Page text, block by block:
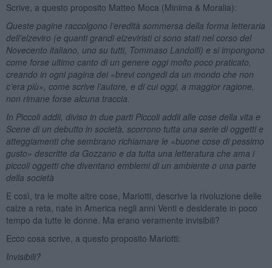
Scrive, a questo proposito Matteo Moca (Minima & Moralia):
Queste pagine raccolgono l’eredità sommersa della forma letteraria
dell’elzeviro (e quanti grandi elzeviristi ci sono stati nel corso del
Novecento italiano, uno su tutti, Tommaso Landolfi) e si impongono
come forse ultimo canto di un genere oggi molto poco praticato,
creando in ogni pagina dei «brevi congedi da un mondo che non
c’era più», come scrive l’autore, e di cui oggi, a maggior ragione,
non rimane forse alcuna traccia.
In Piccoli addii, diviso in due parti Piccoli addii alle cose della vita e
Scene di un debutto in società, scorrono tutta una serie di oggetti e
atteggiamenti che sembrano richiamare le «buone cose di pessimo
gusto» descritte da Gozzano e da tutta una letteratura che ama i
piccoli oggetti che diventano emblemi di un ambiente o una parte
della società
E così, tra le molte altre cose, Mariotti, descrive la rivoluzione delle
calze a reta, nate in America negli anni Venti e desiderate in poco
tempo da tutte le donne. Ma erano veramente invisibili?
Ecco cosa scrive, a questo proposito Mariotti:
Invisibili?